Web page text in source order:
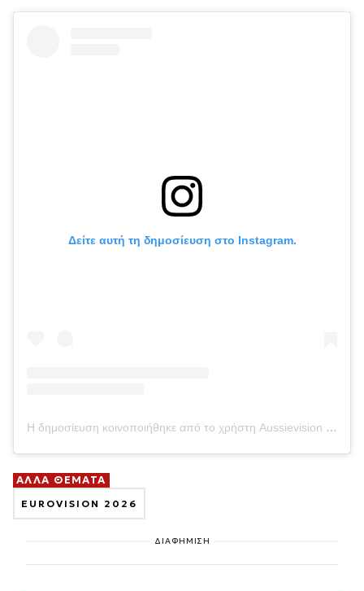
Δείτε αυτή τη δημοσίευση στο Instagram.
Η δημοσίευση κοινοποιήθηκε από το χρήστη Aussievision (@aussievisionnet)
ΑΛΛΑ ΘΕΜΑΤΑ
EUROVISION 2026
ΔΙΑΦΗΜΙΣΗ